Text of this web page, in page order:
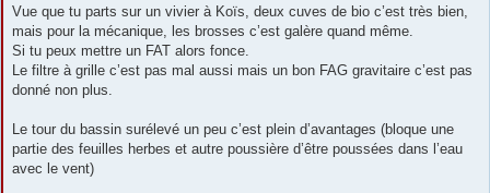
s
a
g
Vue que tu parts sur un vivier à Koïs, deux cuves de bio c’est très bien,
mais pour la mécanique, les brosses c’est galère quand même.
Si tu peux mettre un FAT alors fonce.
Le filtre à grille c’est pas mal aussi mais un bon FAG gravitaire c’est pas
donné non plus.
Le tour du bassin surélevé un peu c’est plein d’avantages (bloque une
partie des feuilles herbes et autre poussière d’être poussées dans l’eau
avec le vent)